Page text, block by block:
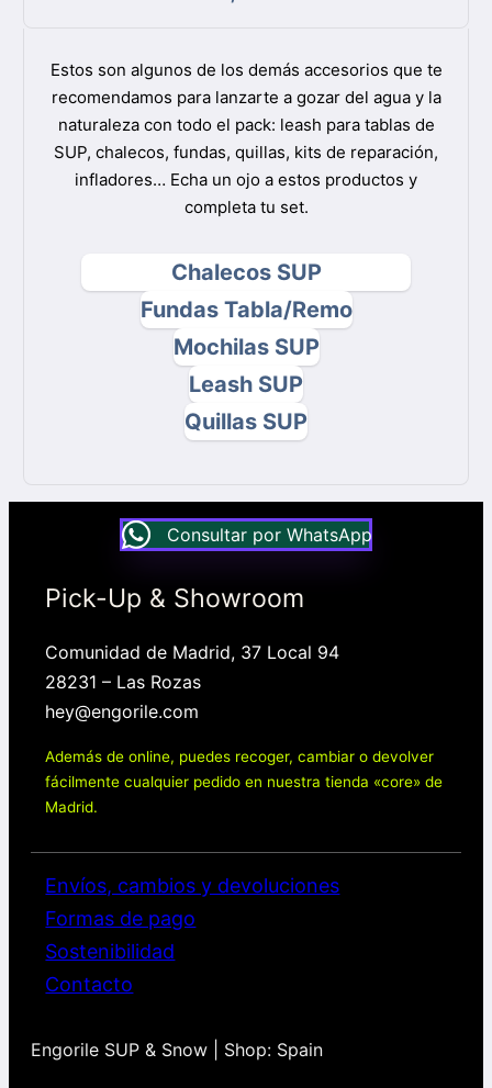
Estos son algunos de los demás accesorios que te
recomendamos para lanzarte a gozar del agua y la
naturaleza con todo el pack: leash para tablas de
SUP, chalecos, fundas, quillas, kits de reparación,
infladores… Echa un ojo a estos productos y
completa tu set.
Chalecos SUP
Fundas Tabla/Remo
Mochilas SUP
Leash SUP
Quillas SUP
Consultar por WhatsApp
Pick-Up & Showroom
Comunidad de Madrid, 37 Local 94
28231 – Las Rozas
hey@engorile.com
Además de online, puedes recoger, cambiar o devolver
fácilmente cualquier pedido en nuestra tienda «core» de
Madrid.
Envíos, cambios y devoluciones
Formas de pago
Sostenibilidad
Contacto
Engorile SUP & Snow | Shop: Spain